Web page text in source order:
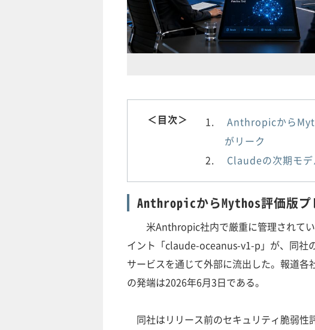
＜目次＞
Anthropicから
がリーク
Claudeの次期モ
AnthropicからMythos評価版プ
米Anthropic社内で厳重に管理されてい
イント「claude-oceanus-v1-p」が、同社
サービスを通じて外部に流出した。報道
の発端は2026年6月3日である。
同社はリリース前のセキュリティ脆弱性